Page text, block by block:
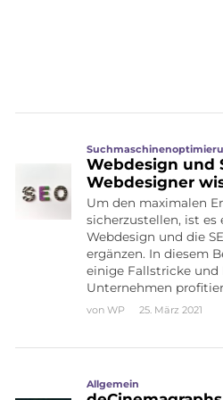
Webdesign und
Webdesigner
Um den maximalen
sicherzustellen, ist es
Webdesign und die
ergänzen. In diesem
einige Fallstricke und
Unternehmen
vonWP 25. März 2021
Allgemein